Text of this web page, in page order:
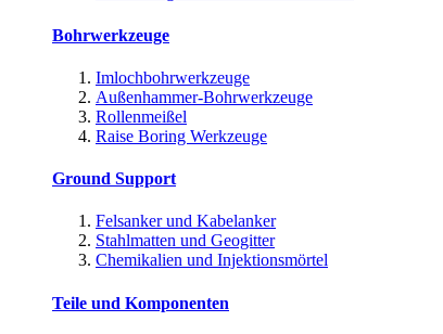
Bohrwerkzeuge
Imlochbohrwerkzeuge
Außenhammer-Bohrwerkzeuge
Rollenmeißel
Raise Boring Werkzeuge
Ground Support
Felsanker und Kabelanker
Stahlmatten und Geogitter
Chemikalien und Injektionsmörtel
Teile und Komponenten